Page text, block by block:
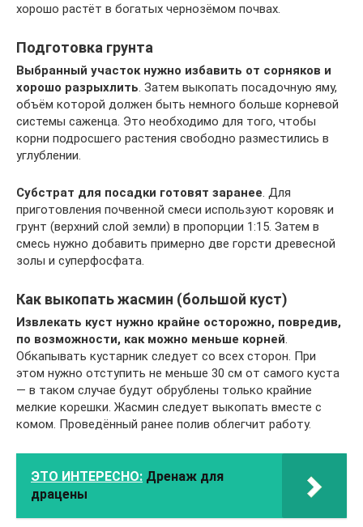
хорошо растёт в богатых чернозёмом почвах.
Подготовка грунта
Выбранный участок нужно избавить от сорняков и
хорошо разрыхлить . Затем выкопать посадочную яму,
объём которой должен быть немного больше корневой
системы саженца. Это необходимо для того, чтобы
корни подросшего растения свободно разместились в
углублении.
Субстрат для посадки готовят заранее . Для
приготовления почвенной смеси используют коровяк и
грунт (верхний слой земли) в пропорции 1:15. Затем в
смесь нужно добавить примерно две горсти древесной
золы и суперфосфата.
Как выкопать жасмин (большой куст)
Извлекать куст нужно крайне осторожно, повредив,
по возможности, как можно меньше корней
Обкапывать кустарник следует со всех сторон. При
этом нужно отступить не меньше 30 см от самого куста
— в таком случае будут обрублены только крайние
мелкие корешки. Жасмин следует выкопать вместе с
комом. Проведённый ранее полив облегчит работу.
ЭТО ИНТЕРЕСНО: Дренаж для
драцены